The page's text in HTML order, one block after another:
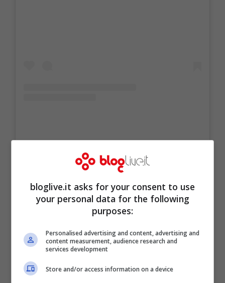
bloglive.it asks for your consent to use
your personal data for the following
purposes:
Personalised advertising and content, advertising and
content measurement, audience research and
services development
Store and/or access information on a device